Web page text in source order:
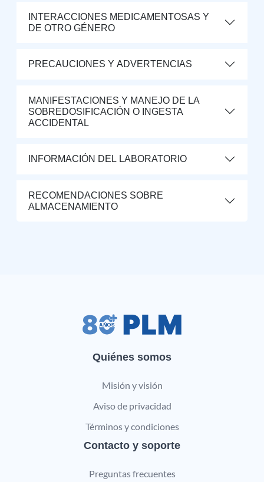
INTERACCIONES MEDICAMENTOSAS Y
DE OTRO GÉNERO
PRECAUCIONES Y ADVERTENCIAS
MANIFESTACIONES Y MANEJO DE LA
SOBREDOSIFICACIÓN O INGESTA
ACCIDENTAL
INFORMACIÓN DEL LABORATORIO
RECOMENDACIONES SOBRE
ALMACENAMIENTO
Quiénes somos
Misión y visión
Aviso de privacidad
Términos y condiciones
Contacto y soporte
Preguntas frecuentes